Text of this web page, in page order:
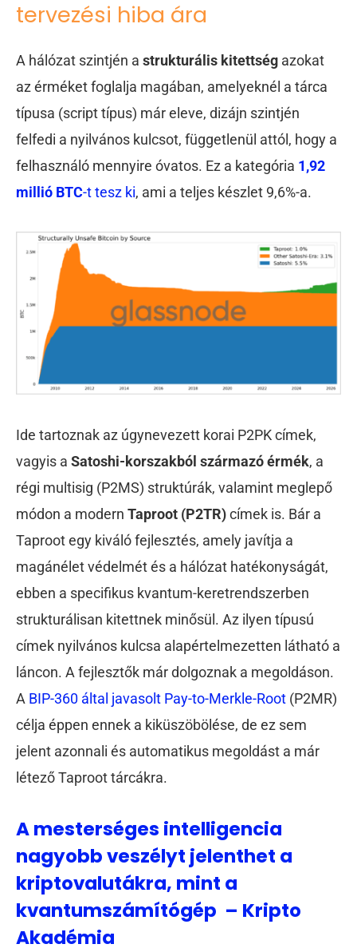
tervezési hiba ára
A hálózat szintjén a strukturális kitettség azokat
az érméket foglalja magában, amelyeknél a tárca
típusa (script típus) már eleve, dizájn szintjén
felfedi a nyilvános kulcsot, függetlenül attól, hogy a
felhasználó mennyire óvatos. Ez a kategória 1,92
millió BTC-t tesz ki, ami a teljes készlet 9,6%-a.
Ide tartoznak az úgynevezett korai P2PK címek,
vagyis a Satoshi-korszakból származó érmék, a
régi multisig (P2MS) struktúrák, valamint meglepő
módon a modern Taproot (P2TR)címek is. Bár a
Taproot egy kiváló fejlesztés, amely javítja a
magánélet védelmét és a hálózat hatékonyságát,
ebben a specifikus kvantum-keretrendszerben
strukturálisan kitettnek minősül. Az ilyen típusú
címek nyilvános kulcsa alapértelmezetten látható a
láncon. A fejlesztők már dolgoznak a megoldáson.
A BIP-360 által javasolt Pay-to-Merkle-Root (P2MR)
célja éppen ennek a kiküszöbölése, de ez sem
jelent azonnali és automatikus megoldást a már
létező Taproot tárcákra.
A mesterséges intelligencia
nagyobb veszélyt jelenthet a
kriptovalutákra, mint a
kvantumszámítógép – Kripto
Akadémia